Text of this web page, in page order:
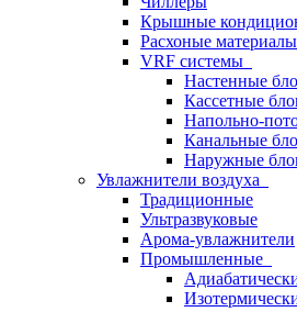
Крышные
Расхоные
VRF системы
Настенные
Кассетные
Напольно-
Канальные
Наружные
Увлажнители воздуха
Традиционные
Ультразвуковые
Арома-увлажнители
Промышленныe